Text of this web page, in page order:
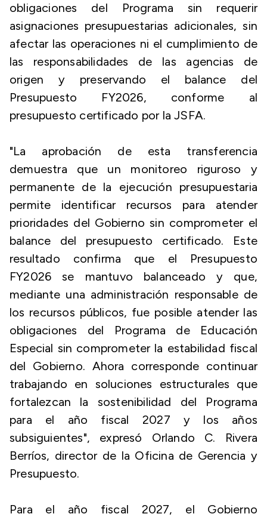
obligaciones del Programa sin requerir
asignaciones presupuestarias adicionales, sin
afectar las operaciones ni el cumplimiento de
las responsabilidades de las agencias de
origen y preservando el balance del
Presupuesto FY2026, conforme al
presupuesto certificado por la JSFA.
"La aprobación de esta transferencia
demuestra que un monitoreo riguroso y
permanente de la ejecución presupuestaria
permite identificar recursos para atender
prioridades del Gobierno sin comprometer el
balance del presupuesto certificado. Este
resultado confirma que el Presupuesto
FY2026 se mantuvo balanceado y que,
mediante una administración responsable de
los recursos públicos, fue posible atender las
obligaciones del Programa de Educación
Especial sin comprometer la estabilidad fiscal
del Gobierno. Ahora corresponde continuar
trabajando en soluciones estructurales que
fortalezcan la sostenibilidad del Programa
para el año fiscal 2027 y los años
subsiguientes", expresó Orlando C. Rivera
Berríos, director de la Oficina de Gerencia y
Presupuesto.
Para el año fiscal 2027, el Gobierno